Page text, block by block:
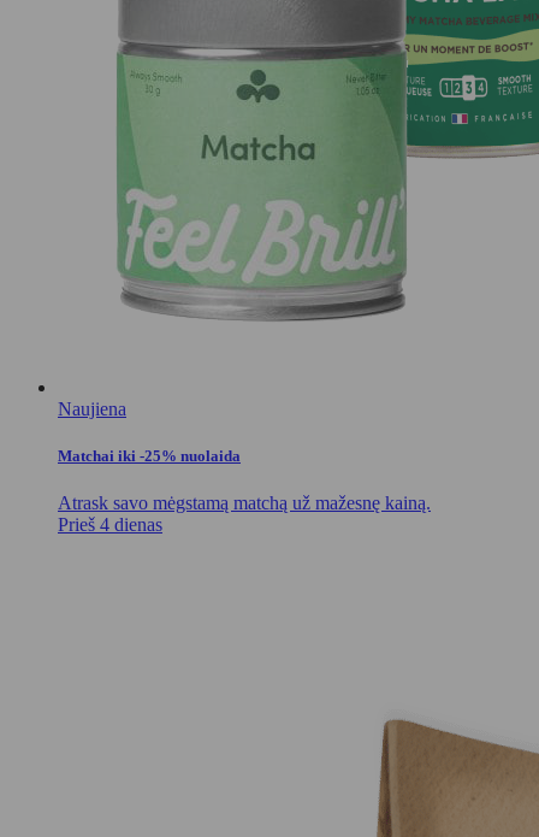
Naujiena
Matchai iki -25% nuolaida
Atrask savo mėgstamą matchą už mažesnę kainą.
Prieš 4 dienas